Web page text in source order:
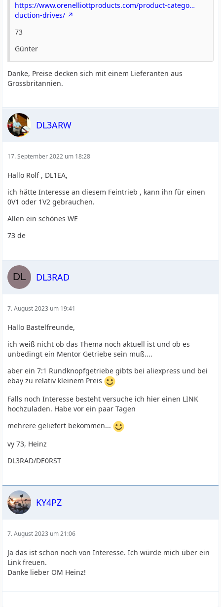
https://www.orenelliottproducts.com/product-catego…
duction-drives/
73
Günter
Danke, Preise decken sich mit einem Lieferanten aus
Grossbritannien.
DL3ARW
17. September 2022 um 18:28
Hallo Rolf , DL1EA,
ich hätte Interesse an diesem Feintrieb , kann ihn für einen
0V1 oder 1V2 gebrauchen.
Allen ein schönes WE
73 de
DL3RAD
7. August 2023 um 19:41
Hallo Bastelfreunde,
ich weiß nicht ob das Thema noch aktuell ist und ob es
unbedingt ein Mentor Getriebe sein muß....
aber ein 7:1 Rundknopfgetriebe gibts bei aliexpress und bei
ebay zu relativ kleinem Preis
Falls noch Interesse besteht versuche ich hier einen LINK
hochzuladen. Habe vor ein paar Tagen
mehrere geliefert bekommen...
vy 73, Heinz
DL3RAD/DE0RST
KY4PZ
7. August 2023 um 21:06
Ja das ist schon noch von Interesse. Ich würde mich über ein
Link freuen.
Danke lieber OM Heinz!